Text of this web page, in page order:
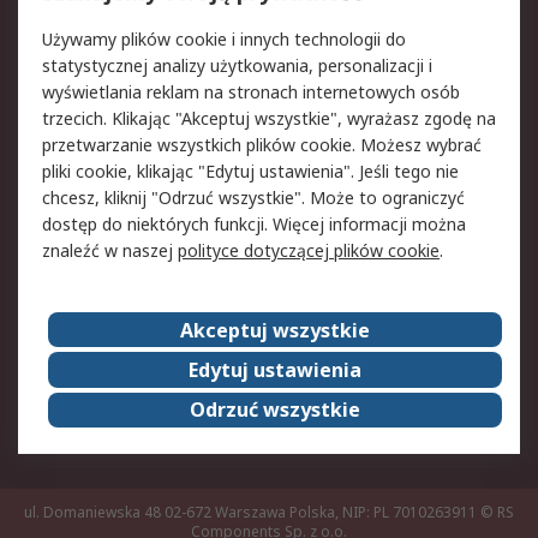
Aspekty prawne
Bezpieczeństwo e-
maila
Polityka dotycząca
plików cookie
Polityka prywatności
Użytkowanie witryny
Zastrzeżenia prawne
Warunki Sprzedaży
Kontakt
O firmie RS
RS na świecie
Kariera
Nagrody dla RS
ESG
ul. Domaniewska 48 02-672 Warszawa Polska, NIP: PL 7010263911 © RS
Components Sp. z o.o.
Używamy plików cookie i innych technologii do
statystycznej analizy użytkowania, personalizacji i
wyświetlania reklam na stronach internetowych osób
trzecich. Klikając "Akceptuj wszystkie", wyrażasz zgodę na
przetwarzanie wszystkich plików cookie. Możesz wybrać
pliki cookie, klikając "Edytuj ustawienia". Jeśli tego nie
chcesz, kliknij "Odrzuć wszystkie". Może to ograniczyć
dostęp do niektórych funkcji. Więcej informacji można
znaleźć w naszej polityce dotyczącej plików cookie.
Akceptuj wszystkie
Edytuj ustawienia
Odrzuć wszystkie